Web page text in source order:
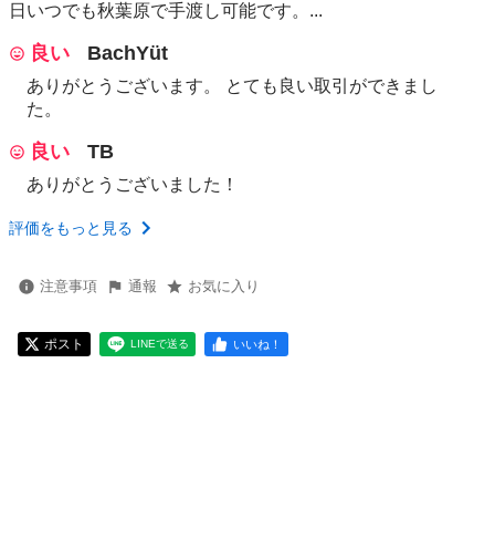
日いつでも秋葉原で手渡し可能です。...
良い BachYüt
ありがとうございます。 とても良い取引ができまし
た。
良い TB
ありがとうございました！
評価をもっと見る
注意事項 通報 お気に入り
ポスト LINEで送る いいね！